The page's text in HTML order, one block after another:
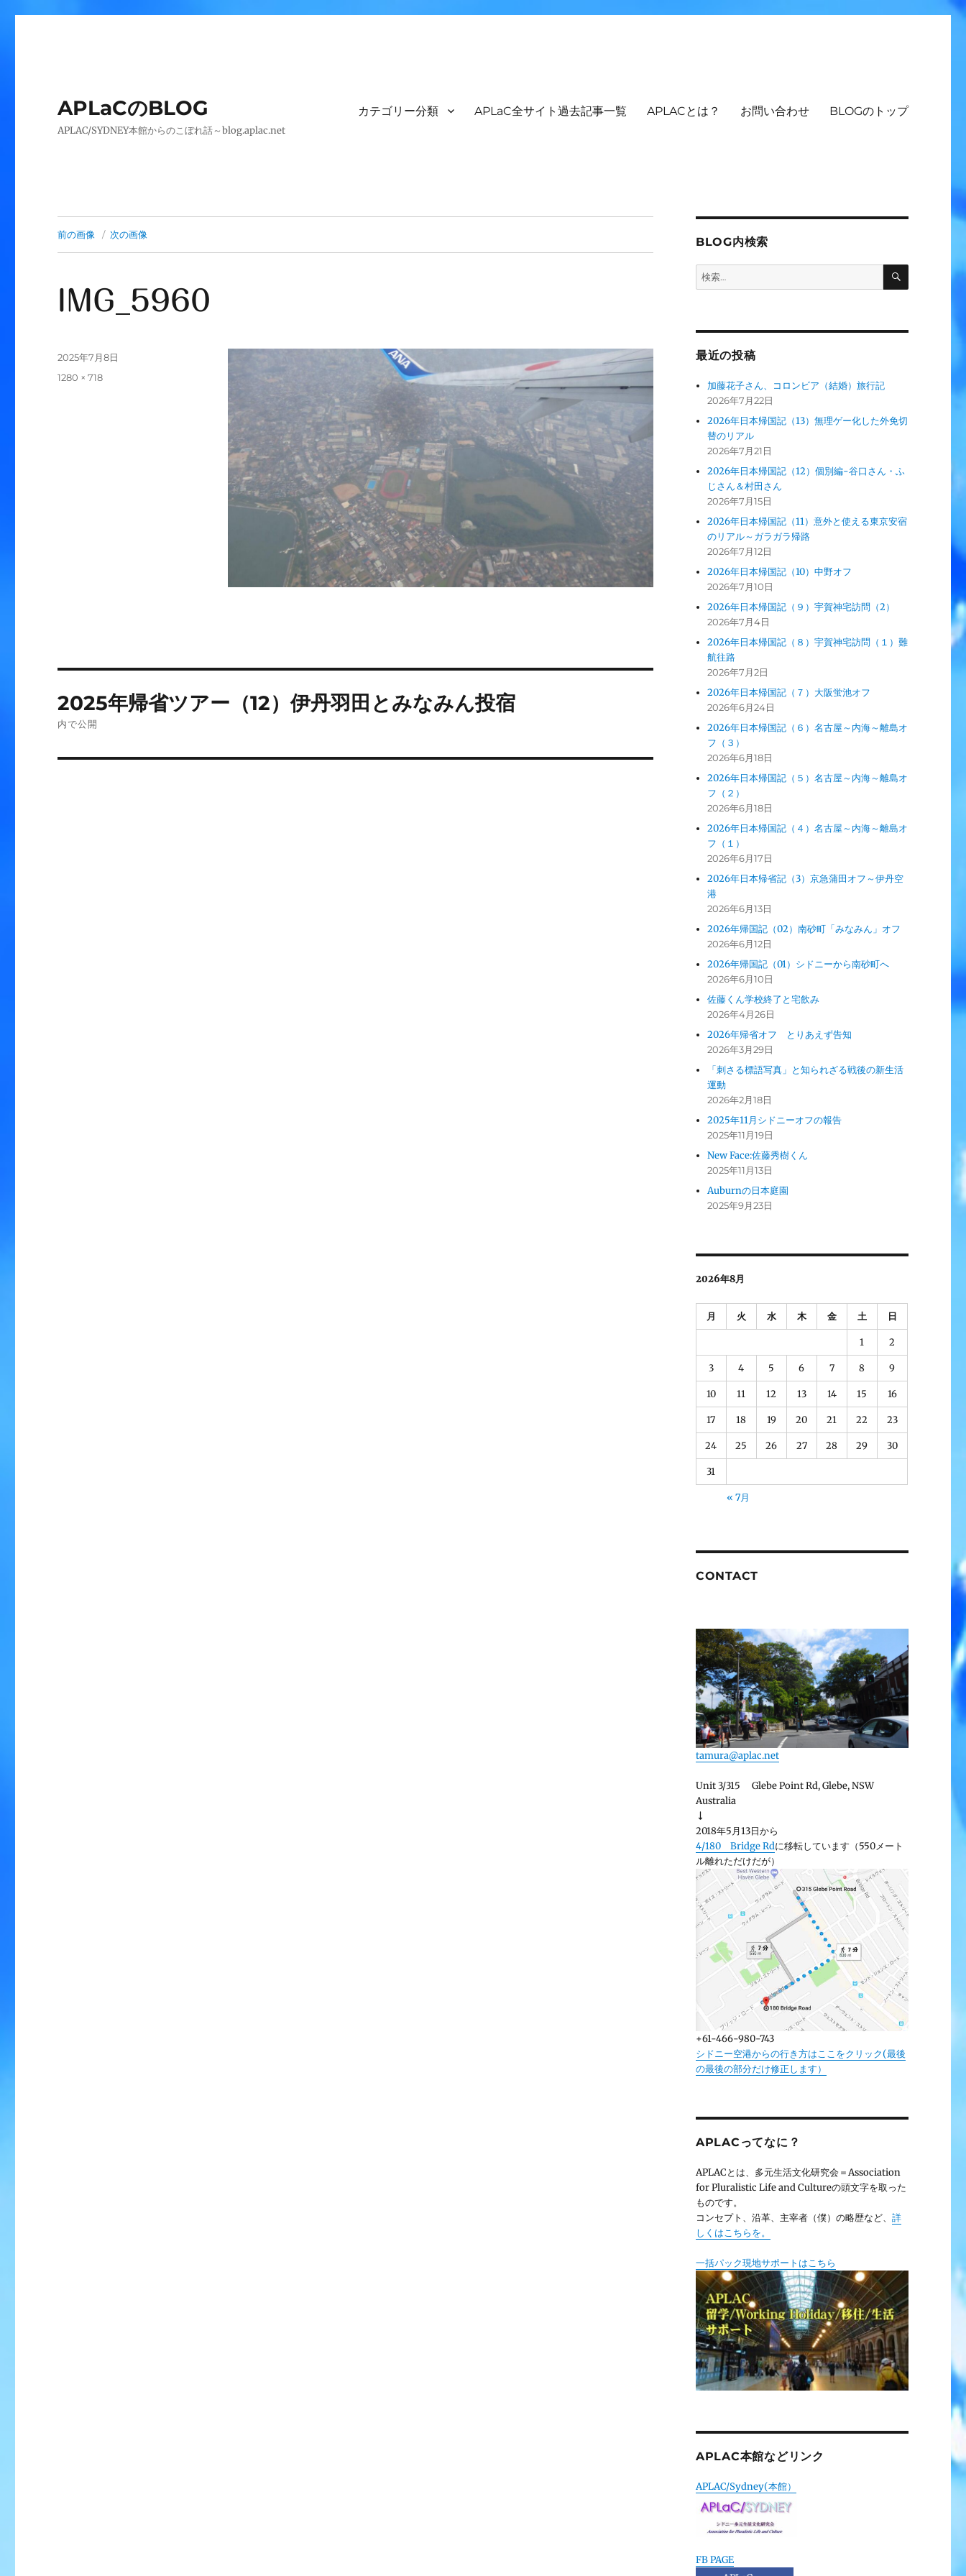
APLaCのBLOG
APLAC/SYDNEY本館からのこぼれ話～blog.aplac.net
カテゴリー分類 APLaC全サイト過去記事一覧 APLACとは？ お問い合わせ BLOGのトップ
前の画像 次の画像
IMG_5960
投
2025年7月8日
フ
1280 × 718
稿
2025年帰省ツアー（12）伊丹羽田とみなみん投宿
内で公開
BLOG内検索
検
索:
検
最近の投稿
加藤花子さん、コロンビア（結婚）旅行記
2026年7月22日
2026年日本帰国記（13）無理ゲー化した外免切
替のリアル
2026年7月21日
2026年日本帰国記（12）個別編-谷口さん・ふ
じさん＆村田さん
2026年7月15日
2026年日本帰国記（11）意外と使える東京安宿
のリアル～ガラガラ帰路
2026年7月12日
2026年日本帰国記（10）中野オフ
2026年7月10日
2026年日本帰国記（９）宇賀神宅訪問（2）
2026年7月4日
2026年日本帰国記（８）宇賀神宅訪問（１）難
航往路
2026年7月2日
2026年日本帰国記（７）大阪蛍池オフ
2026年6月24日
2026年日本帰国記（６）名古屋～内海～離島オ
フ（３）
2026年6月18日
2026年日本帰国記（５）名古屋～内海～離島オ
フ（２）
2026年6月18日
2026年日本帰国記（４）名古屋～内海～離島オ
フ（１）
2026年6月17日
2026年日本帰省記（3）京急蒲田オフ～伊丹空
港
2026年6月13日
2026年帰国記（02）南砂町「みなみん」オフ
2026年6月12日
2026年帰国記（01）シドニーから南砂町へ
2026年6月10日
佐藤くん学校終了と宅飲み
2026年4月26日
2026年帰省オフ とりあえず告知
2026年3月29日
「刺さる標語写真」と知られざる戦後の新生活
運動
2026年2月18日
2025年11月シドニーオフの報告
2025年11月19日
New Face:佐藤秀樹くん
2025年11月13日
Auburnの日本庭園
2025年9月23日
2026年8月
月 火 水 木 金 土 日
1 2
3 4 5 6 7 8 9
10 11 12 13 14 15 16
17 18 19 20 21 22 23
24 25 26 27 28 29 30
31
« 7月
CONTACT
tamura@aplac.net
Unit 3/315 Glebe Point Rd, Glebe, NSW
Australia
↓
2018年5月13日から
4/180 Bridge Rdに移転しています（550メート
ル離れただけだが）
+61-466-980-743
シドニー空港からの行き方はここをクリック(最後
の最後の部分だけ修正します）
APLACってなに？
APLACとは、多元生活文化研究会＝Association
for Pluralistic Life and Cultureの頭文字を取った
ものです。
コンセプト、沿革、主宰者（僕）の略歴など、 詳
しくはこちらを。
一括パック現地サポートはこちら
APLAC本館などリンク
APLAC/Sydney(本館）
FB PAGE